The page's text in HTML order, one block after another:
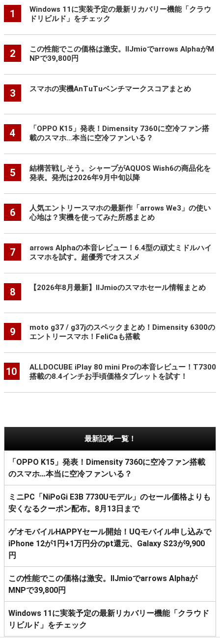
1
Windows 11に実装予定の最新リカバリー機能「クラウ
ドリビルド」をチェック
2
この性能でこの価格は激安。IIJmioでarrows AlphaがM
NPで39,800円
3 スマホの実機AnTuTuベンチマークスコアまとめ
4
「OPPO K15」発表！Dimensity 7360に空冷ファン搭
載のスマホ…本当に空冷ファンいる？
5
結構苦戦しそう。シャープがAQUOS Wish6の商品化を
発表。発売は2026年9月中旬以降
6
人気エントリースマホの最新作「arrows We3」の使い
心地は？実機を使ってみた所感まとめ
7
arrows Alphaの本音レビュー！6.4型の頑丈ミドルハイ
スマホを試す。超優秀でオススメ
8 【2026年8月最新】IIJmioのスマホセール情報まとめ
9
moto g37 / g37jのスペックまとめ！Dimensity 6300の
エントリースマホ！FeliCaも搭載
10
ALLDOCUBE iPlay 80 mini Proの本音レビュー！T7300
搭載の8.4インチお手頃価格タブレットを試す！
最新記事一覧！
「OPPO K15」発表！Dimensity 7360に空冷ファン搭載
のスマホ…本当に空冷ファンいる？
ミニPC「NiPoGi E3B 7730Uモデル」のセール価格よりも
安くなるクーポン配布。8月13日まで
ゲオモバイルHAPPYセール開始！UQモバイル申し込みで
iPhone 12が1円+1万円分のpt還元、Galaxy S23が9,900
円
この性能でこの価格は激安。IIJmioでarrows Alphaが
MNPで39,800円
Windows 11に実装予定の最新リカバリー機能「クラウド
リビルド」をチェック